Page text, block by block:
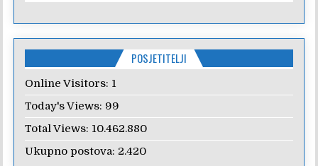
POSJETITELJI
Online Visitors: 1
Today's Views: 99
Total Views: 10.462.880
Ukupno postova: 2.420